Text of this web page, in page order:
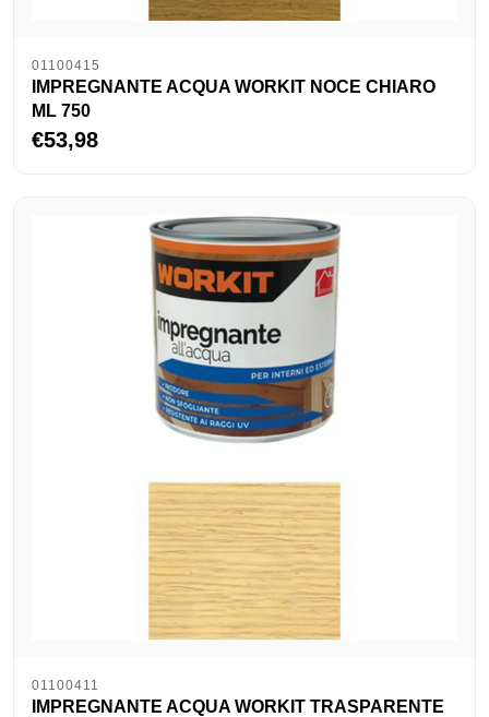
01100415
IMPREGNANTE ACQUA WORKIT NOCE CHIARO
ML 750
€53,98
01100411
IMPREGNANTE ACQUA WORKIT TRASPARENTE